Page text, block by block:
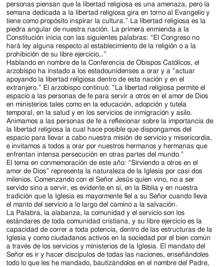
personas piensan que la libertad religiosa es una amenaza, pero la
semana dedicada a la libertad religiosa gira en torno al Evangelio y
tiene como propósito inspirar la cultura.” La libertad religiosa es la
piedra angular de nuestra nación. La primera enmienda a la
Constitución inicia con las siguientes palabras: “El Congreso no
hará ley alguna respecto al establecimiento de la religión o a la
prohibición de su libre ejercicio…”
Hablando en nombre de la Conferencia de Obispos Católicos, el
arzobispo ha instado a los estadounidenses a orar y a “actuar
apoyando la libertad religiosa dentro de esta nación y en el
extranjero.” El arzobispo continuó: “La libertad religiosa permite el
espacio a las personas de fe para servir a otros en el amor de Dios
en ministerios tales como en la educación, adopción y tutela
temporal, en la salud y en los servicios de inmigración y asilo.
Animamos a las personas de fe a reflexionar sobre la importancia de
la libertad religiosa la cual hace posible que dispongamos del
espacio para llevar a cabo nuestra misión de servicio y misericordia,
e invitamos a todos a orar por nuestros hermanos y hermanas que
enfrentan intensa persecución en otras partes del mundo.”
El tema en conmemoración de este año: “Sirviendo a otros en el
amor de Dios” representa la naturaleza de la Iglesia por casi dos
milenios. Comenzando con el Señor Jesús quien vino, no a ser
servido sino a servir, es evidente en sí, en la Biblia y en nuestra
tradición que la Iglesia es mayormente fiel a su Señor cuando lleva
el manto del servicio a lo largo del camino a la salvación.
La Palabra, la alabanza, la comunidad y el servicio son los
estándares de toda comunidad cristiana, y su libre ejercicio es la
capacidad de correr a toda potencia, dentro de las estructuras de la
Iglesia y como ciudadanos activos en la sociedad por el bien común
a través de los servicios y ministerios de la Iglesia. El mandato del
Señor es ir y hacer discípulos de todas las naciones, enseñándoles
todo lo que les he mandado, bautizándolos en el nombre del Padre,